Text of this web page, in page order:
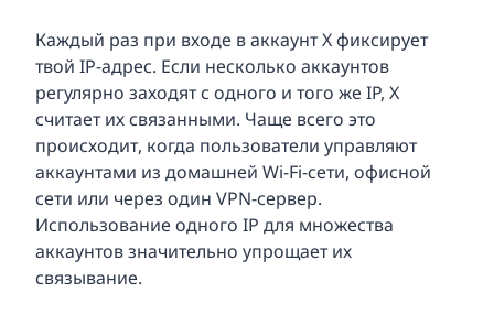
Каждый раз при входе в аккаунт X фиксирует
твой IP-адрес. Если несколько аккаунтов
регулярно заходят с одного и того же IP, X
считает их связанными. Чаще всего это
происходит, когда пользователи управляют
аккаунтами из домашней Wi-Fi-сети, офисной
сети или через один VPN-сервер.
Использование одного IP для множества
аккаунтов значительно упрощает их
связывание.